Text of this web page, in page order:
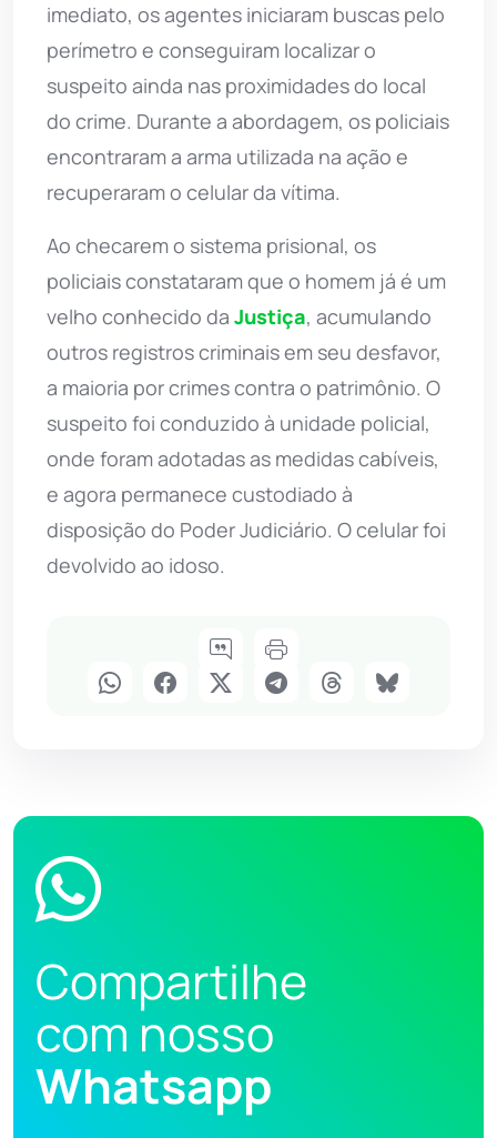
imediato, os agentes iniciaram buscas pelo
perímetro e conseguiram localizar o
suspeito ainda nas proximidades do local
do crime. Durante a abordagem, os policiais
encontraram a arma utilizada na ação e
recuperaram o celular da vítima.
Ao checarem o sistema prisional, os
policiais constataram que o homem já é um
velho conhecido da Justiça, acumulando
outros registros criminais em seu desfavor,
a maioria por crimes contra o patrimônio. O
suspeito foi conduzido à unidade policial,
onde foram adotadas as medidas cabíveis,
e agora permanece custodiado à
disposição do Poder Judiciário. O celular foi
devolvido ao idoso.
Compartilhe
com nosso
Whatsapp